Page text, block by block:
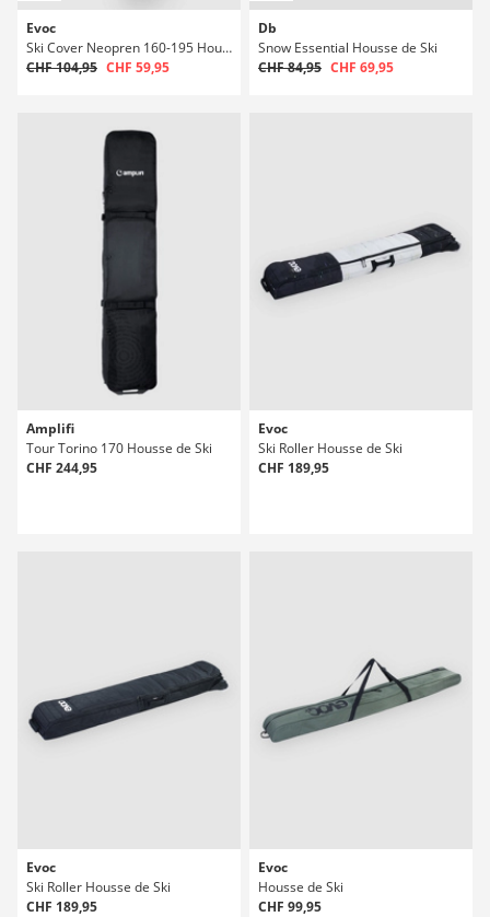
Evoc
Ski Cover Neopren 160-195 Housse de Ski
CHF 104,95 CHF 59,95
Db
Snow Essential Housse de Ski
CHF 84,95 CHF 69,95
Amplifi
Tour Torino 170 Housse de Ski
CHF 244,95
Evoc
Ski Roller Housse de Ski
CHF 189,95
Evoc
Ski Roller Housse de Ski
CHF 189,95
Evoc
Housse de Ski
CHF 99,95